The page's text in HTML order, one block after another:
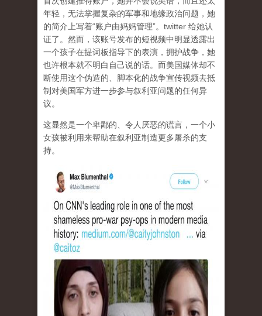
年轻，无法掌握复杂的军事和地缘政治问题，她
的简介上写着“账户由妈妈管理”。twitter 给她认
证了。然而，该账号发布的短视频中明显透露出
一个孩子在提词板指导下的表演，拥护战争，她
也许根本就不明白自己说的话。而美国媒体却不
断使用这个伪造的、脚本化的战争宣传视频去抵
制对美国军方进一步参与叙利亚问题的任何异
议。
这显然是一个卑鄙的、令人厌恶的谎言，一个小
女孩被利用来帮助在叙利亚制造更多屠杀的支
持。